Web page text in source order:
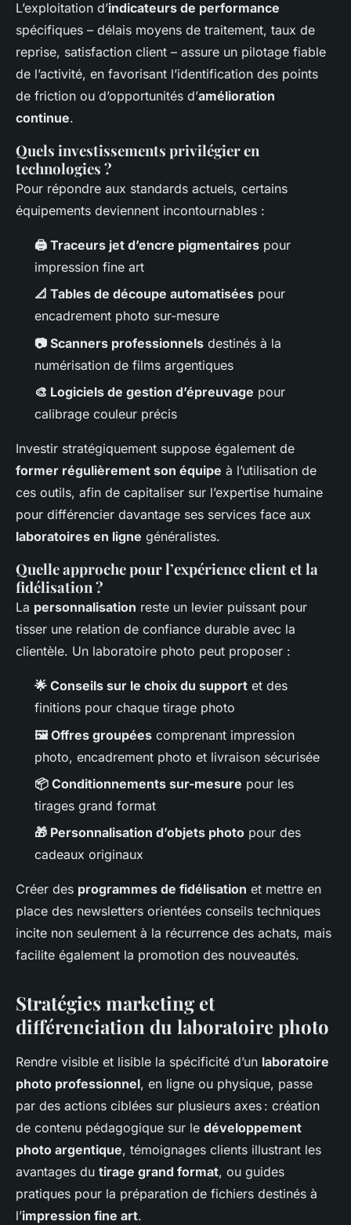
L’exploitation d’indicateurs de performance
spécifiques – délais moyens de traitement, taux de
reprise, satisfaction client – assure un pilotage fiable
de l’activité, en favorisant l’identification des points
de friction ou d’opportunités d’amélioration
continue.
Quels investissements privilégier en
technologies ?
Pour répondre aux standards actuels, certains
équipements deviennent incontournables :
🖨️ Traceurs jet d’encre pigmentaires pour
impression fine art
📐 Tables de découpe automatisées pour
encadrement photo sur-mesure
📷 Scanners professionnels destinés à la
numérisation de films argentiques
🎨 Logiciels de gestion d’épreuvage pour
calibrage couleur précis
Investir stratégiquement suppose également de
former régulièrement son équipe à l’utilisation de
ces outils, afin de capitaliser sur l’expertise humaine
pour différencier davantage ses services face aux
laboratoires en ligne généralistes.
Quelle approche pour l’expérience client et la
fidélisation ?
La personnalisation reste un levier puissant pour
tisser une relation de confiance durable avec la
clientèle. Un laboratoire photo peut proposer :
🌟 Conseils sur le choix du support et des
finitions pour chaque tirage photo
🖼️ Offres groupées comprenant impression
photo, encadrement photo et livraison sécurisée
📦 Conditionnements sur-mesure pour les
tirages grand format
🎁 Personnalisation d’objets photo pour des
cadeaux originaux
Créer des programmes de fidélisation et mettre en
place des newsletters orientées conseils techniques
incite non seulement à la récurrence des achats, mais
facilite également la promotion des nouveautés.
Stratégies marketing et
différenciation du laboratoire photo
Rendre visible et lisible la spécificité d’un laboratoire
photo professionnel, en ligne ou physique, passe
par des actions ciblées sur plusieurs axes : création
de contenu pédagogique sur le développement
photo argentique, témoignages clients illustrant les
avantages du tirage grand format, ou guides
pratiques pour la préparation de fichiers destinés à
l’impression fine art.